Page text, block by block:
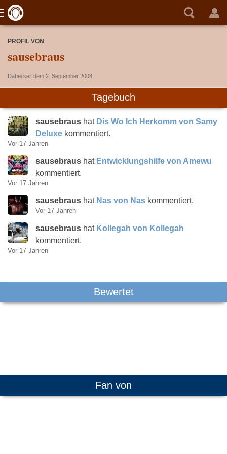
PROFIL VON
sausebraus
Dabei seit dem 2. September 2008
Tagebuch
sausebraus hat Dis Wo Ich Herkomm von Samy
Deluxe kommentiert.
Vor 17 Jahren
sausebraus hat Entwicklungshilfe von Amewu
kommentiert.
Vor 17 Jahren
sausebraus hat Nas von Nas kommentiert.
Vor 17 Jahren
sausebraus hat Kollegah von Kollegah
kommentiert.
Vor 17 Jahren
Bewertet
Fan von